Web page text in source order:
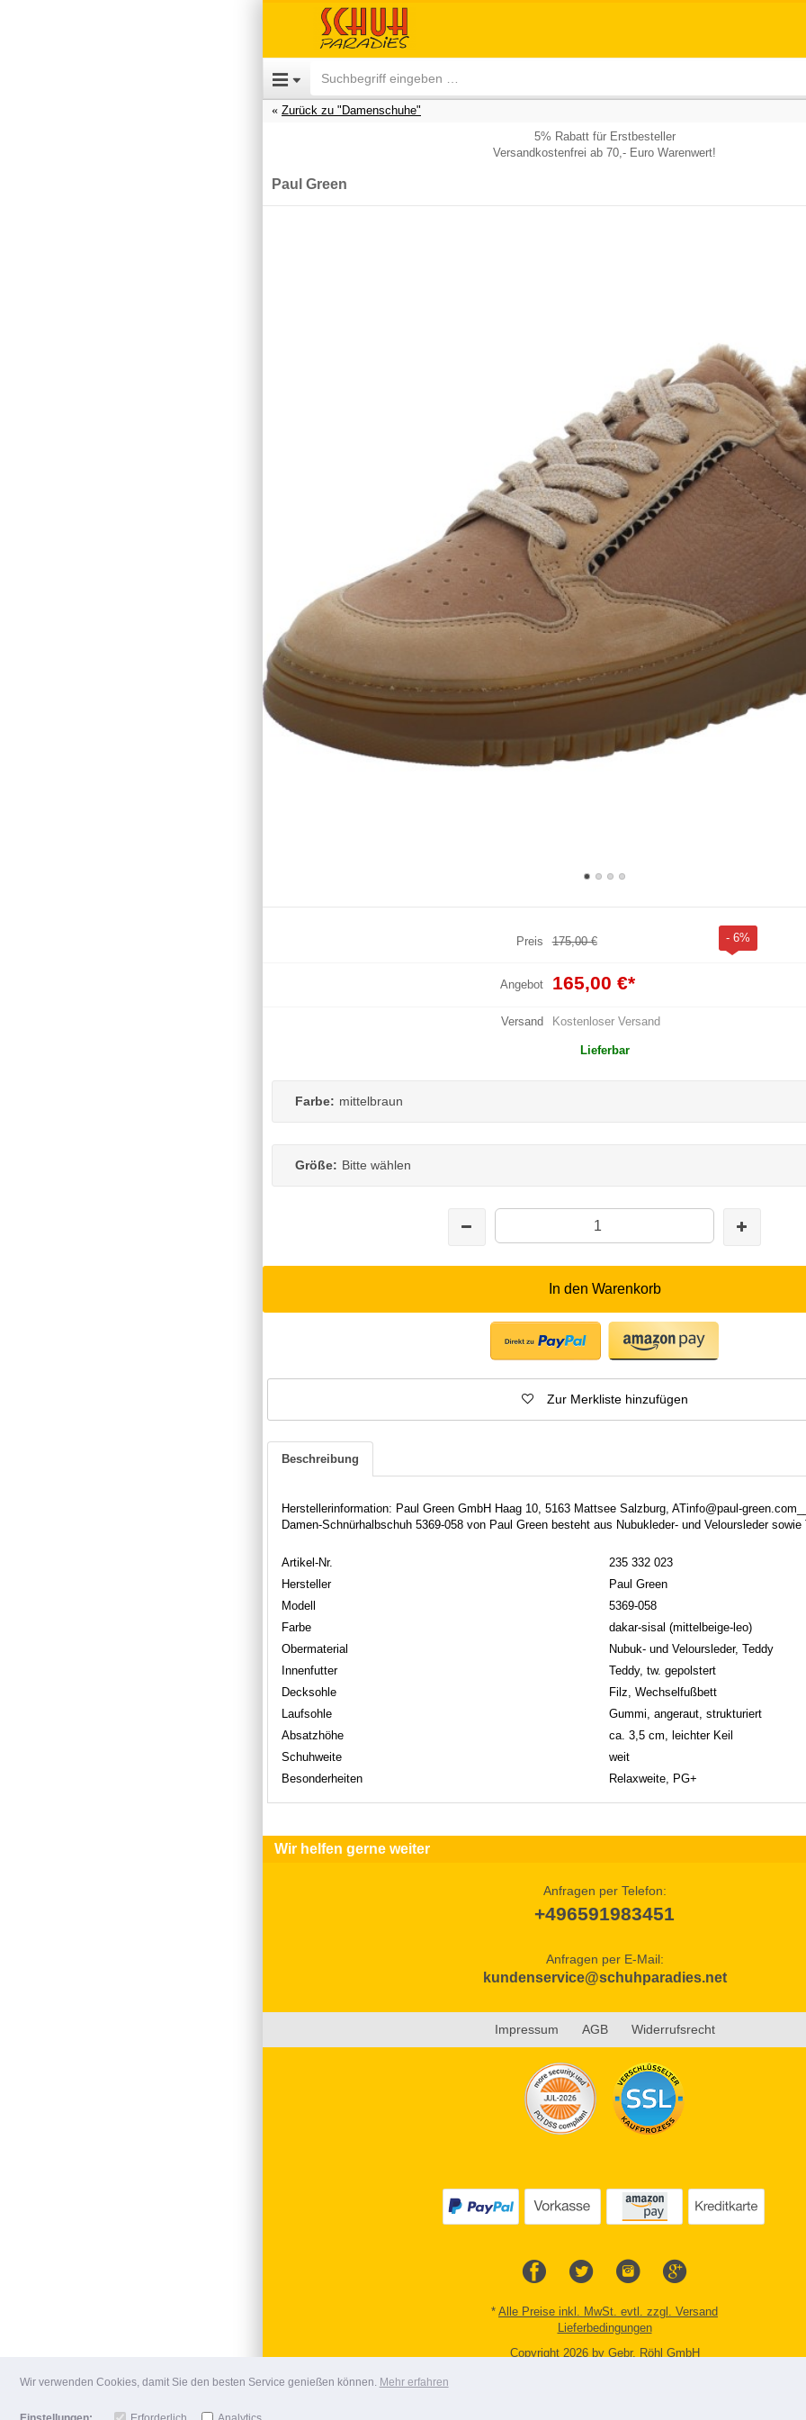
Wir verwenden Cookies, damit Sie den besten Service genießen können. Mehr erfahren
Zurück zu "Damenschuhe"
5% Rabatt für Erstbesteller
Versandkostenfrei ab 70,- Euro Warenwert!
Paul Green
Preis 175,00 € - 6%
Angebot 165,00 €*
Versand Kostenloser Versand
Lieferbar
Farbe: mittelbraun
Größe: Bitte wählen
In den Warenkorb
Zur Merkliste hinzufügen
Beschreibung
Herstellerinformation: Paul Green GmbH Haag 10, 5163 Mattsee Salzburg, ATinfo@paul-
Damen-Schnürhalbschuh 5369-058 von Paul Green besteht aus Nubukleder- und Veloursleder sowie
Artikel-Nr.
235 332 023
Hersteller
Paul Green
Modell
5369-058
Farbe
dakar-sisal (mittelbeige-leo)
Obermaterial
Nubuk- und Veloursleder, Teddy
Innenfutter
Teddy, tw. gepolstert
Decksohle
Filz, Wechselfußbett
Laufsohle
Gummi, angeraut, strukturiert
Absatzhöhe
ca. 3,5 cm, leichter Keil
Schuhweite
weit
Besonderheiten
Relaxweite, PG+
Wir helfen gerne weiter
Anfragen per Telefon:
+496591983451
Anfragen per E-Mail:
kundenservice@schuhparadies.net
Impressum AGB Widerrufsrecht
* Alle Preise inkl. MwSt. evtl. zzgl. Versand
Lieferbedingungen
Copyright 2026 by Gebr. Röhl GmbH